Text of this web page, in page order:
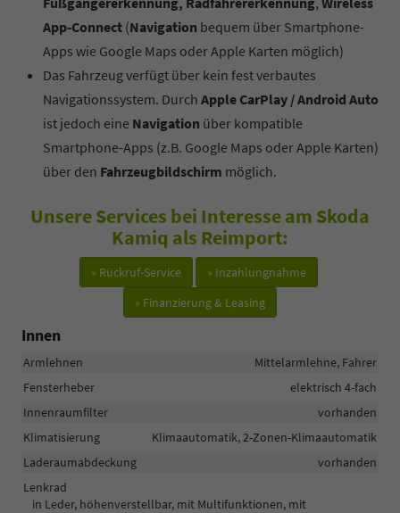
App-Connect (Navigation bequem über Smartphone-
Apps wie Google Maps oder Apple Karten möglich)
Das Fahrzeug verfügt über kein fest verbautes
Navigationssystem. Durch Apple CarPlay / Android Auto
ist jedoch eine Navigation über kompatible
Smartphone-Apps (z.B. Google Maps oder Apple Karten)
über den Fahrzeugbildschirm möglich.
Unsere Services bei Interesse am Skoda
Kamiq als Reimport:
» Rückruf-Service
» Inzahlungnahme
» Finanzierung & Leasing
Innen
Armlehnen
Mittelarmlehne, Fahrer
Fensterheber
elektrisch 4-fach
Innenraumfilter
vorhanden
Klimatisierung
Klimaautomatik, 2-Zonen-Klimaautomatik
Laderaumabdeckung
vorhanden
Lenkrad
in Leder, höhenverstellbar, mit Multifunktionen, mit